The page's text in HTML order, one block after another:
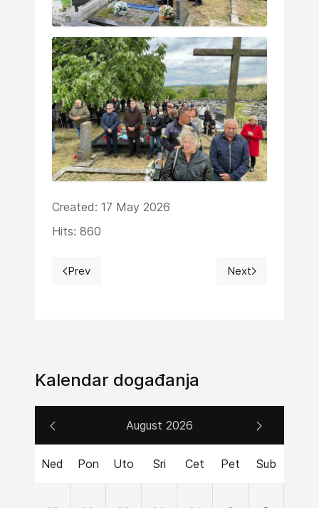
Created: 17 May 2026
Hits: 860
Previous article: Sv. Vid - slavlje Dana župe
Prev Next article:
Next
Kalendar događanja
August 2026
Ned Pon Uto Sri Cet Pet Sub